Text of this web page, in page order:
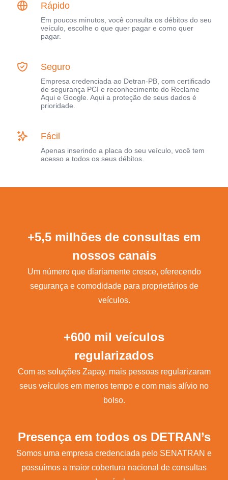
Rápido
Em poucos minutos, você consulta os débitos do seu
veículo, escolhe o que quer pagar e como quer
pagar.
Seguro
Empresa credenciada ao Detran-PB, com certificado
de segurança PCI e reconhecimento do Reclame
Aqui e Google. Aqui a proteção de seus dados é
prioridade.
Fácil
Apenas inserindo a placa do seu veículo, você tem
acesso a todos os seus débitos.
+5,5 milhões de consultas em
nossos canais
Um número que diariamente cresce, oferecendo
segurança e comodidade para proprietários de
veículos.
+600 mil veículos
regularizados
Com as soluções Zapay, mais pessoas regularizaram
seus veículos em menos tempo e com mais alívio no
bolso.
Presença em todos os DETRAN’s
Somos uma empresa credenciada pelo SENATRAN e
possuímos a maior cobertura nacional de consultas